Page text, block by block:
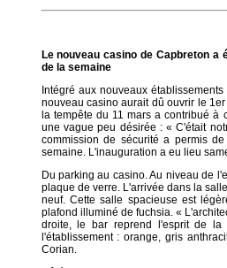
Le nouveau casino de Capbreton
de la semaine
Intégré aux nouveaux
nouveau casino aurait dû ouvrir le
la tempête du 11 mars a contribué à
une vague peu désirée : « C'était
commission de sécurité a permis
semaine. L'inauguration a eu lieu
Du parking au casino. Au niveau de
plaque de verre. L'arrivée dans la
neuf. Cette salle spacieuse est
plafond illuminé de fuchsia. «
droite, le bar reprend l'esprit de la
l'établissement : orange, gris
Corian.